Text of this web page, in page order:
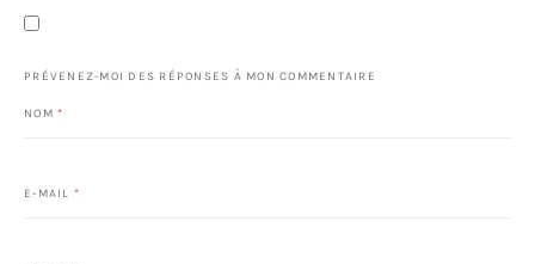
PRÉVENEZ-MOI DES RÉPONSES À MON COMMENTAIRE
NOM *
E-MAIL *